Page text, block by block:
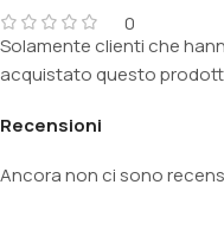
0
Recensioni
Ancora non ci sono
Solamente clienti che
acquistato questo